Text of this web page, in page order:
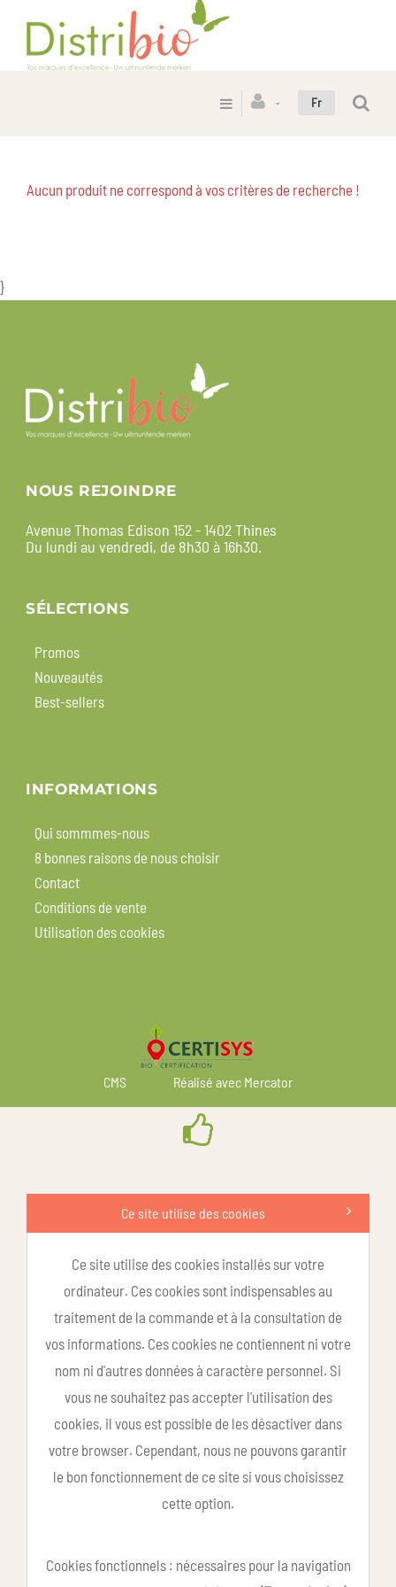
Fr
Aucun produit ne correspond à vos critères de recherche !
}
NOUS REJOINDRE
Avenue Thomas Edison 152 - 1402 Thines
Du lundi au vendredi, de 8h30 à 16h30.
SÉLECTIONS
Promos
Nouveautés
Best-sellers
INFORMATIONS
Qui sommmes-nous
8 bonnes raisons de nous choisir
Contact
Conditions de vente
Utilisation des cookies
CMS Réalisé avec Mercator
Ce site utilise des cookies
Ce site utilise des cookies installés sur votre
ordinateur. Ces cookies sont indispensables au
traitement de la commande et à la consultation de
vos informations. Ces cookies ne contiennent ni votre
nom ni d'autres données à caractère personnel. Si
vous ne souhaitez pas accepter l'utilisation des
cookies, il vous est possible de les désactiver dans
votre browser. Cependant, nous ne pouvons garantir
le bon fonctionnement de ce site si vous choisissez
cette option.
Cookies fonctionnels : nécessaires pour la navigation